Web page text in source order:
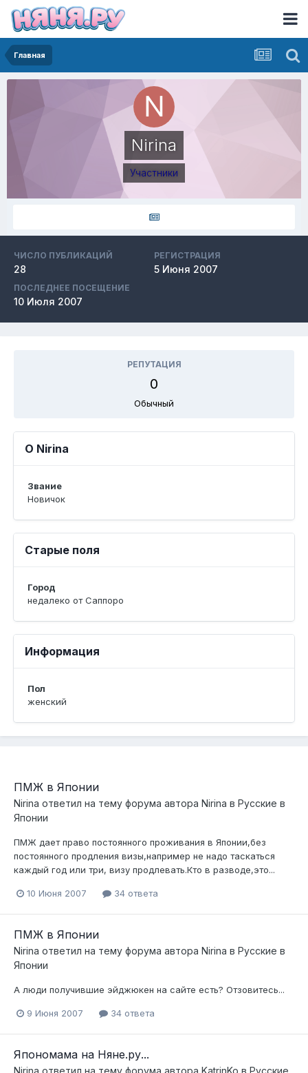
Главная
Nirina
Участники
ЧИСЛО ПУБЛИКАЦИЙ
28
РЕГИСТРАЦИЯ
5 Июня 2007
ПОСЛЕДНЕЕ ПОСЕЩЕНИЕ
10 Июля 2007
РЕПУТАЦИЯ
0
Обычный
О Nirina
Звание
Новичок
Старые поля
Город
недалеко от Саппоро
Информация
Пол
женский
ПМЖ в Японии
Nirina ответил на тему форума автора Nirina в Русские в
Японии
ПМЖ дает право постоянного проживания в Японии,без
постоянного продления визы,например не надо таскаться
каждый год или три, визу продлевать.Кто в разводе,это...
10 Июня 2007 34 ответа
ПМЖ в Японии
Nirina ответил на тему форума автора Nirina в Русские в
Японии
А люди получившие эйджюкен на сайте есть? Отзовитесь...
9 Июня 2007 34 ответа
Япономама на Няне.ру...